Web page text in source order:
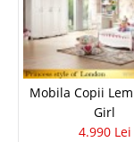
Mobila Copii
Girl
4.990 Lei